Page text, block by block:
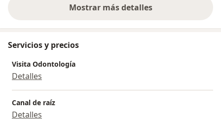
Mostrar más detalles
sobre la experiencia
Servicios y precios
Visita Odontología
Detalles
Canal de raíz
Detalles